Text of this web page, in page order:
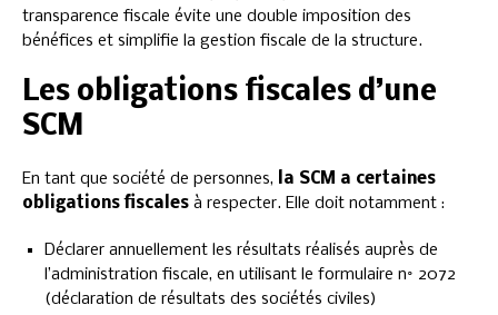
transparence fiscale évite une double imposition des
bénéfices et simplifie la gestion fiscale de la structure.
Les obligations fiscales d’une
SCM
En tant que société de personnes,
la SCM a certaines
obligations fiscales à respecter. Elle doit notamment :
Déclarer annuellement les résultats réalisés auprès de
l’administration fiscale, en utilisant le formulaire n° 2072
(déclaration de résultats des sociétés civiles)